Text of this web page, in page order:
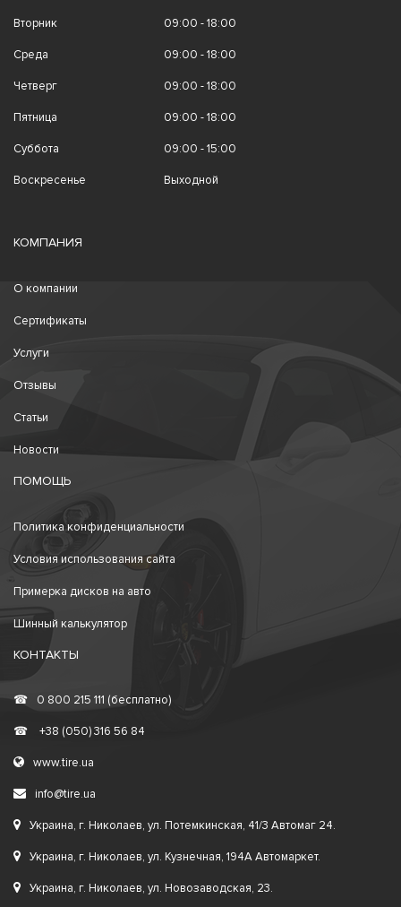
Вторник 09:00 - 18:00
Среда 09:00 - 18:00
Четверг 09:00 - 18:00
Пятница 09:00 - 18:00
Суббота 09:00 - 15:00
Воскресенье Выходной
КОМПАНИЯ
О компании
Сертификаты
Услуги
Отзывы
Статьи
Новости
ПОМОЩЬ
Политика конфиденциальности
Условия использования сайта
Примерка дисков на авто
Шинный калькулятор
КОНТАКТЫ
☎ 0 800 215 111 (бесплатно)
☎ +38 (050) 316 56 84
www.tire.ua
info@tire.ua
Украина, г. Николаев, ул. Потемкинская, 41/3 Автомаг 24.
Украина, г. Николаев, ул. Кузнечная, 194А Автомаркет.
Украина, г. Николаев, ул. Новозаводская, 23.